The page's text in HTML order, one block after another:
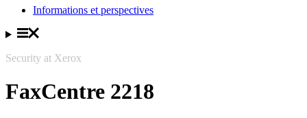
Informations et perspectives
Security at Xerox
FaxCentre 2218